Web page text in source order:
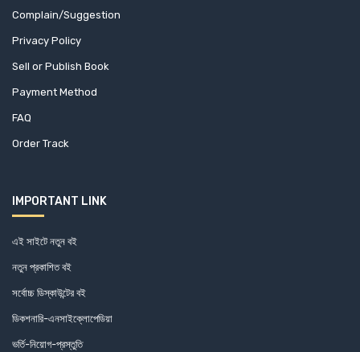
Complain/Suggestion
Privacy Policy
Sell or Publish Book
Payment Method
FAQ
Order Track
IMPORTANT LINK
এই সাইটে নতুন বই
নতুন প্রকাশিত বই
সর্বোচ্চ ডিস্কাউন্টের বই
ডিকশনারি-এনসাইক্লোপেডিয়া
ভর্তি-নিয়োগ-প্রস্তুতি